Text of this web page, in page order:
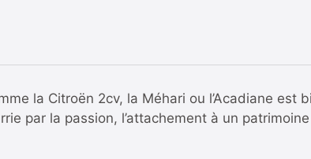
la Citroën 2cv, la Méhari ou l’Acadiane est
par la passion, l’attachement à un